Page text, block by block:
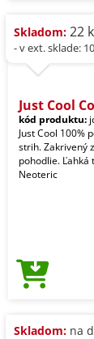
Skladom: 22
- v ext. sklade:
Just Cool
kód produktu:
Just Cool 100%
strih. Zakrivený
pohodlie.
Neoteric
Skladom: na